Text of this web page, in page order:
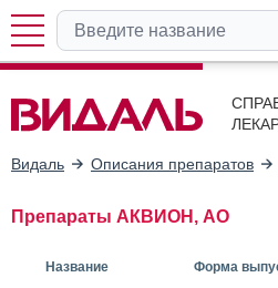
Видаль Описания препаратов
Препараты АКВИОН, АО
Название Форма